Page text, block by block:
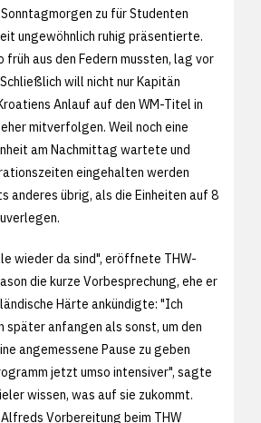
zu für Studenten
ungewöhnlich ruhig präsentierte.
früh aus den Federn mussten, lag vor
will nicht nur Kapitän
Anlauf auf den WM-Titel in
mitverfolgen. Weil noch eine
am Nachmittag wartete und
eingehalten werden
anderes übrig, als die Einheiten auf 8
wieder da sind", eröffnete THW-
die kurze Vorbesprechung, ehe er
Härte ankündigte: "Ich
später anfangen als sonst, um den
angemessene Pause zu geben
jetzt umso intensiver", sagte
wissen, was auf sie zukommt.
Vorbereitung beim THW